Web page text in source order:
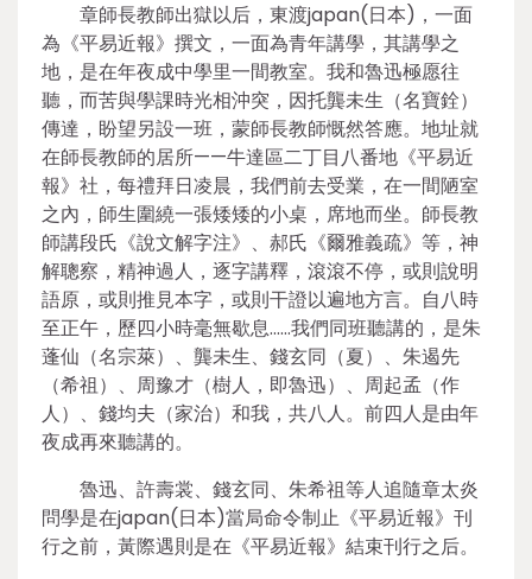
章師長教師出獄以后，東渡japan(日本)，一面
為《平易近報》撰文，一面為青年講學，其講學之
地，是在年夜成中學里一間教室。我和魯迅極愿往
聽，而苦與學課時光相沖突，因托龔未生（名寶銓）
傳達，盼望另設一班，蒙師長教師慨然答應。地址就
在師長教師的居所——牛達區二丁目八番地《平易近
報》社，每禮拜日凌晨，我們前去受業，在一間陋室
之內，師生圍繞一張矮矮的小桌，席地而坐。師長教
師講段氏《說文解字注》、郝氏《爾雅義疏》等，神
解聰察，精神過人，逐字講釋，滾滾不停，或則說明
語原，或則推見本字，或則干證以遍地方言。自八時
至正午，歷四小時毫無歇息……我們同班聽講的，是朱
蓬仙（名宗萊）、龔未生、錢玄同（夏）、朱遏先
（希祖）、周豫才（樹人，即魯迅）、周起孟（作
人）、錢均夫（家治）和我，共八人。前四人是由年
夜成再來聽講的。
魯迅、許壽裳、錢玄同、朱希祖等人追隨章太炎
問學是在japan(日本)當局命令制止《平易近報》刊
行之前，黃際遇則是在《平易近報》結束刊行之后。